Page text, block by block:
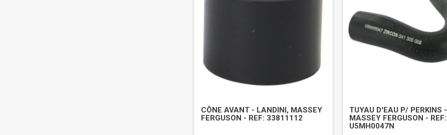
CÔNE AVANT - LANDINI, MASSEY
FERGUSON - REF: 33811112
TUYAU D'EAU P/ PERKINS -
MASSEY FERGUSON - REF:
U5MH0047N